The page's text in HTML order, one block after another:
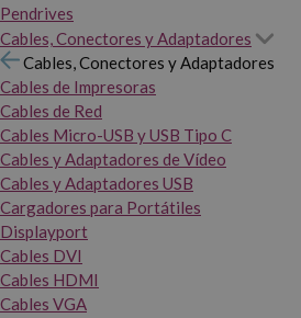
Pendrives
Cables, Conectores y Adaptadores
Cables, Conectores y Adaptadores
Cables de Impresoras
Cables de Red
Cables Micro-USB y USB Tipo C
Cables y Adaptadores de Vídeo
Cables y Adaptadores USB
Cargadores para Portátiles
Displayport
Cables DVI
Cables HDMI
Cables VGA